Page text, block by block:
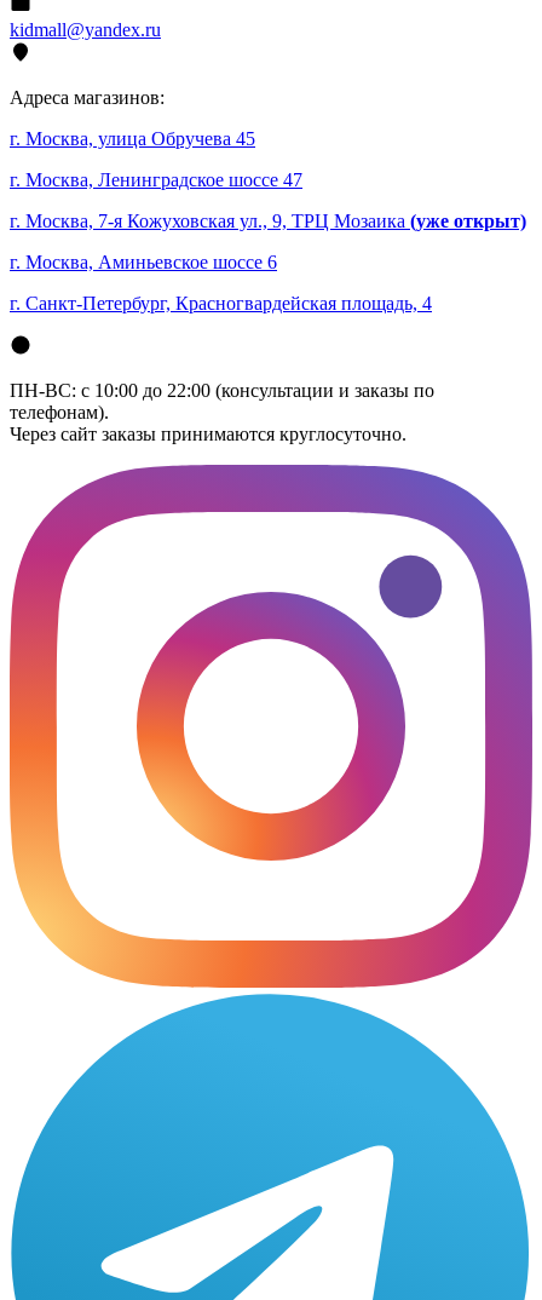
kidmall@yandex.ru
Адреса магазинов:
г. Москва, улица Обручева 45
г. Москва, Ленинградское шоссе 47
г. Москва, 7-я Кожуховская ул., 9, ТРЦ Мозаика (уже открыт)
г. Москва, Аминьевское шоссе 6
г. Санкт-Петербург, Красногвардейская площадь, 4
ПН-ВС: с 10:00 до 22:00 (консультации и заказы по
телефонам).
Через сайт заказы принимаются круглосуточно.